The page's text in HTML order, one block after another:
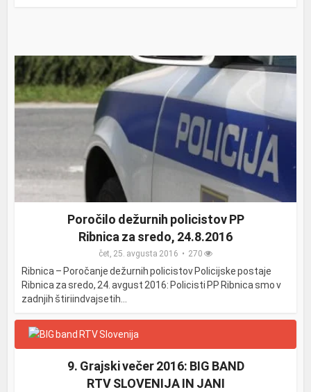
Poročilo dežurnih policistov PP
Ribnica za sredo, 24.8.2016
čet, 25. avgusta 2016 270
Ribnica – Poročanje dežurnih policistov Policijske postaje
Ribnica za sredo, 24. avgust 2016: Policisti PP Ribnica smo v
zadnjih štiriindvajsetih...
9. Grajski večer 2016: BIG BAND
RTV SLOVENIJA IN JANI